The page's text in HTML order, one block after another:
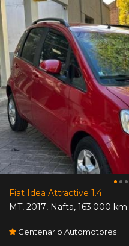
Fiat Idea Attractive 1.4
MT, 2017, Nafta, 163.000 km.
Centenario Automotores